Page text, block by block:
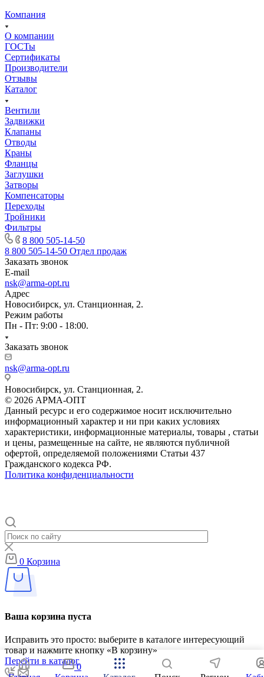
Компания
О компании
ГОСТы
Сертификаты
Производители
Отзывы
Каталог
Вентили
Задвижки
Клапаны
Отводы
Краны
Фланцы
Заглушки
Затворы
Компенсаторы
Переходы
Тройники
Фильтры
8 800 505-14-50
8 800 505-14-50 Отдел продаж
Заказать звонок
E-mail
nsk@arma-opt.ru
Адрес
Новосибирск, ул. Станционная, 2.
Режим работы
Пн - Пт: 9:00 - 18:00.
Заказать звонок
nsk@arma-opt.ru
Новосибирск, ул. Станционная, 2.
© 2026 АРМА-ОПТ
Данный ресурс и его содержимое носит исключительно
информационный характер и ни при каких условиях
характеристики, информационные материалы, товары , статьи
и цены, размещенные на сайте, не являются публичной
офертой, определяемой положениями Статьи 437
Гражданского кодекса РФ.
Политика конфиденциальности
0 Корзина
Ваша корзина пуста
Исправить это просто: выберите в каталоге интересующий
товар и нажмите кнопку «В корзину»
Перейти в каталог
0